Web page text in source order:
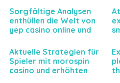
today
Sorgfältige Analysen
enthüllen die Welt von
yep casino online und
Spielerfahrung
Aktuelle Strategien für
Spieler mit morospin
casino und erhöhten